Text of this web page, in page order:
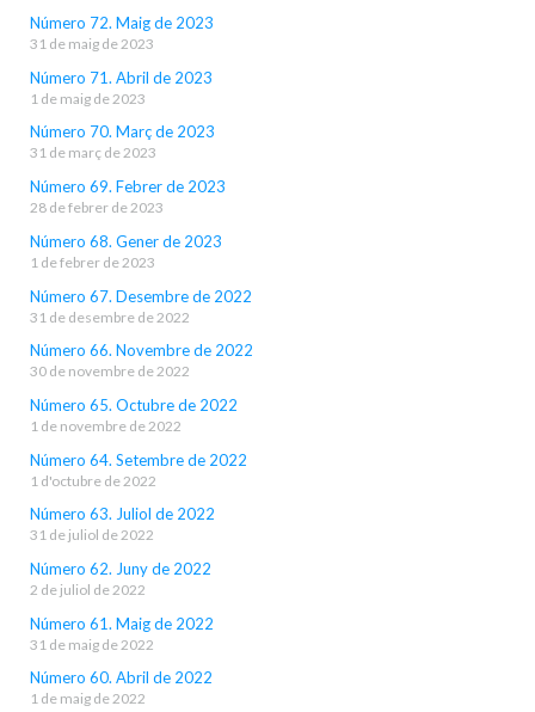
Número 72. Maig de 2023
31 de maig de 2023
Número 71. Abril de 2023
1 de maig de 2023
Número 70. Març de 2023
31 de març de 2023
Número 69. Febrer de 2023
28 de febrer de 2023
Número 68. Gener de 2023
1 de febrer de 2023
Número 67. Desembre de 2022
31 de desembre de 2022
Número 66. Novembre de 2022
30 de novembre de 2022
Número 65. Octubre de 2022
1 de novembre de 2022
Número 64. Setembre de 2022
1 d'octubre de 2022
Número 63. Juliol de 2022
31 de juliol de 2022
Número 62. Juny de 2022
2 de juliol de 2022
Número 61. Maig de 2022
31 de maig de 2022
Número 60. Abril de 2022
1 de maig de 2022